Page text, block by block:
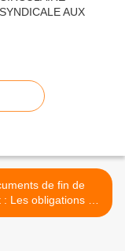
de fin de
Les obligations de
l'employeur. >